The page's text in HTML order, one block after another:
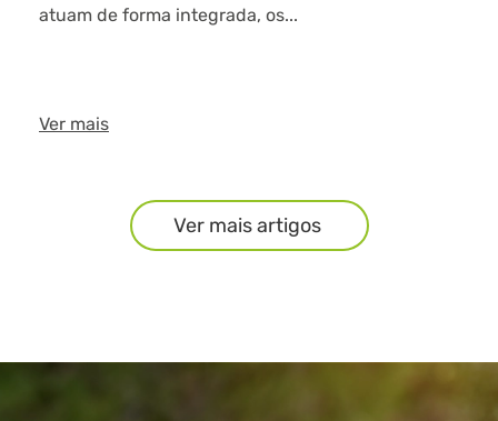
atuam de forma integrada, os...
Ver mais
Ver mais artigos